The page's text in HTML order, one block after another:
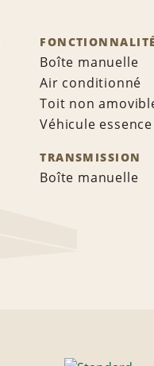
Boîte manuelle
Air conditionné
Toit non
Véhicule essence
TRANSMISSION
Boîte manuelle